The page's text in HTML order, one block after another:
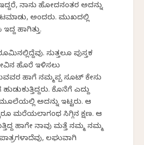
ನಾನು ಹೋದನಂತರ ಅದನ್ನು
ಅಂದರು. ಮುಖದಲ್ಲಿ
ಹಾಗಿತ್ತು.
ಸುತ್ತಲೂ ಪುಸ್ತಕ
ಹೊರೆ ಇಳಿಸಲು
ಹಾಗೆ ನಮ್ಮಪ್ಪ ಸೂಟ್ ಕೇಸು
ಕೊನೆಗೆ ಎದ್ದು
ಅದನ್ನು ಇಟ್ಟರು. ಆ
ಮರೆಯಲಾಗಂಥ ಸಿಗ್ಗಿನ ಕ್ಷಣ. ಆ
ಹಾಗೇ ನಾವು ಮತ್ತೆ ನಮ್ಮ ನಮ್ಮ
ಲಘುವಾಗಿ